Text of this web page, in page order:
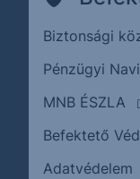
Biztonsági
Pénzügyi
MNB ÉSZLA
Befektető
Adatvédelem